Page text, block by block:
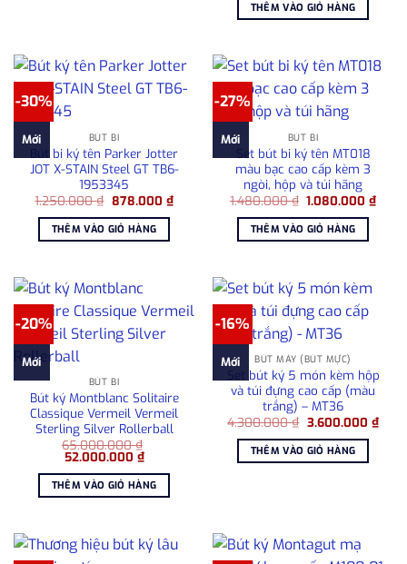
32.900.000 ₫.là:
THÊM VÀO GIỎ HÀNG
-30%
Mới BÚT BI
Bút bi ký tên Parker Jotter
JOT X-STAIN Steel GT TB6-
1953345
1.250.000₫ Giá
là:
1.250.000 ₫.
878.000 ₫Giá
hiện
THÊM VÀO GIỎ HÀNG
-27%
Mới BÚT BI
Set bút bi ký tên MT018
màu bạc cao cấp kèm 3
ngòi, hộp và túi hãng
1.480.000₫ Giá
là:
1.480.000 ₫.
1.080.000₫Giá
hiện
THÊM VÀO GIỎ HÀNG
-20%
Mới
BÚT BI
Bút ký Montblanc Solitaire
Classique Vermeil Vermeil
Sterling Silver Rollerball
65.000.000₫
Giá
là:
65.000.000 ₫.
52.000.000 ₫Giá
tại
là:
THÊM VÀO GIỎ HÀNG
-16%
Mới BÚT MÁY (BÚT MỰC)
Set bút ký 5 món kèm hộp
và túi đựng cao cấp (màu
trắng) – MT36
4.300.000₫ Giá
là:
4.300.000 ₫.
3.600.000 ₫Giá
THÊM VÀO GIỎ HÀNG